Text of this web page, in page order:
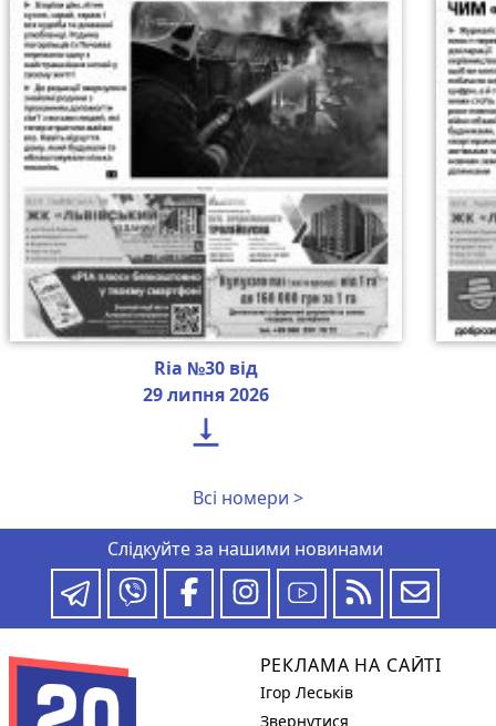
Ria №30 від
29 липня 2026

Всі номери >
Слідкуйте за нашими новинами
РЕКЛАМА НА САЙТІ
Ігор Леськів
Звернутися